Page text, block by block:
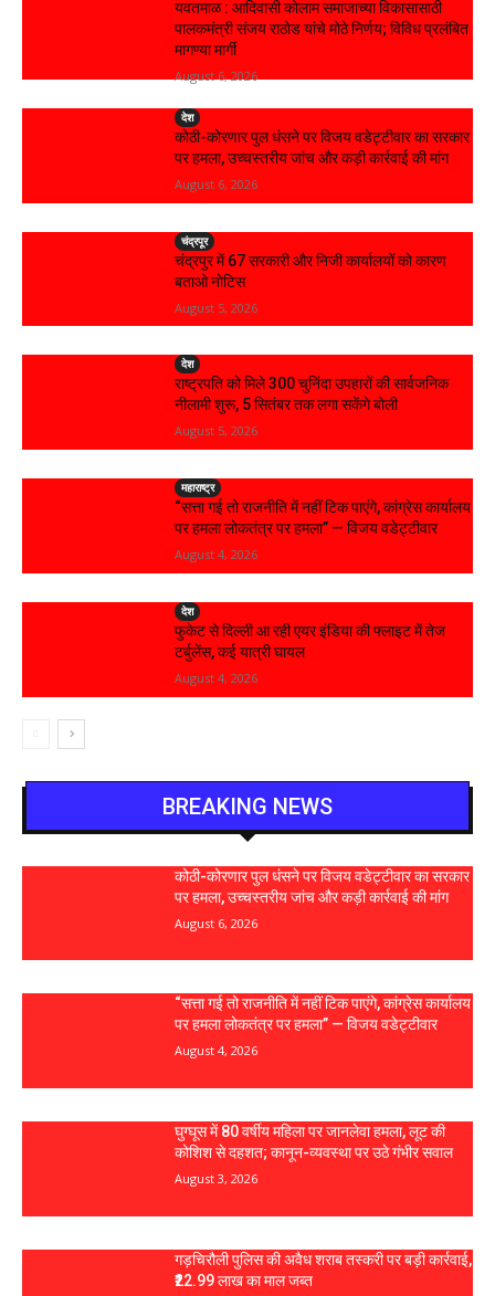
यवतमाळ : आदिवासी कोलाम समाजाच्या विकासासाठी
पालकमंत्री संजय राठोड यांचे मोठे निर्णय; विविध प्रलंबित
मागण्या मार्गी
August 6, 2026
देश
कोठी-कोरणार पुल धंसने पर विजय वडेट्टीवार का सरकार
पर हमला, उच्चस्तरीय जांच और कड़ी कार्रवाई की मांग
August 6, 2026
चंद्रपूर
चंद्रपुर में 67 सरकारी और निजी कार्यालयों को कारण
बताओ नोटिस
August 5, 2026
देश
राष्ट्रपति को मिले 300 चुनिंदा उपहारों की सार्वजनिक
नीलामी शुरू, 5 सितंबर तक लगा सकेंगे बोली
August 5, 2026
महाराष्ट्र
“सत्ता गई तो राजनीति में नहीं टिक पाएंगे, कांग्रेस कार्यालय
पर हमला लोकतंत्र पर हमला” — विजय वडेट्टीवार
August 4, 2026
देश
फुकेट से दिल्ली आ रही एयर इंडिया की फ्लाइट में तेज
टर्बुलेंस, कई यात्री घायल
August 4, 2026
BREAKING NEWS
कोठी-कोरणार पुल धंसने पर विजय वडेट्टीवार का सरकार
पर हमला, उच्चस्तरीय जांच और कड़ी कार्रवाई की मांग
August 6, 2026
“सत्ता गई तो राजनीति में नहीं टिक पाएंगे, कांग्रेस कार्यालय
पर हमला लोकतंत्र पर हमला” — विजय वडेट्टीवार
August 4, 2026
घुग्घूस में 80 वर्षीय महिला पर जानलेवा हमला, लूट की
कोशिश से दहशत; कानून-व्यवस्था पर उठे गंभीर सवाल
August 3, 2026
गड़चिरौली पुलिस की अवैध शराब तस्करी पर बड़ी कार्रवाई,
₹22.99 लाख का माल जब्त